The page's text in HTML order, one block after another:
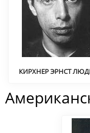
КИРХНЕР ЭРНСТ